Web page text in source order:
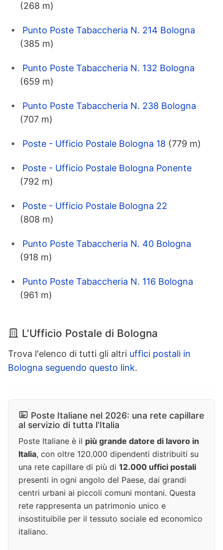
(268 m)
Punto Poste Tabaccheria N. 214 Bologna
(385 m)
Punto Poste Tabaccheria N. 132 Bologna
(659 m)
Punto Poste Tabaccheria N. 238 Bologna
(707 m)
Poste - Ufficio Postale Bologna 18 (779 m)
Poste - Ufficio Postale Bologna Ponente
(792 m)
Poste - Ufficio Postale Bologna 22
(808 m)
Punto Poste Tabaccheria N. 40 Bologna
(918 m)
Punto Poste Tabaccheria N. 116 Bologna
(961 m)
L'Ufficio Postale di Bologna
Trova l'elenco di tutti gli altri uffici postali in
Bologna seguendo questo link.
Poste Italiane nel 2026: una rete capillare
al servizio di tutta l'Italia
Poste Italiane è il più grande datore di lavoro in
Italia, con oltre 120.000 dipendenti distribuiti su
una rete capillare di più di 12.000 uffici postali
presenti in ogni angolo del Paese, dai grandi
centri urbani ai piccoli comuni montani. Questa
rete rappresenta un patrimonio unico e
insostituibile per il tessuto sociale ed economico
italiano.